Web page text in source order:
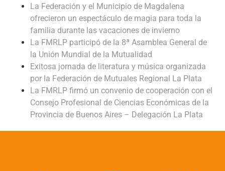
La Federación y el Municipio de Magdalena
ofrecieron un espectáculo de magia para toda la
familia durante las vacaciones de invierno
La FMRLP participó de la 8ª Asamblea General de
la Unión Mundial de la Mutualidad
Exitosa jornada de literatura y música organizada
por la Federación de Mutuales Regional La Plata
La FMRLP firmó un convenio de cooperación con el
Consejo Profesional de Ciencias Económicas de la
Provincia de Buenos Aires – Delegación La Plata